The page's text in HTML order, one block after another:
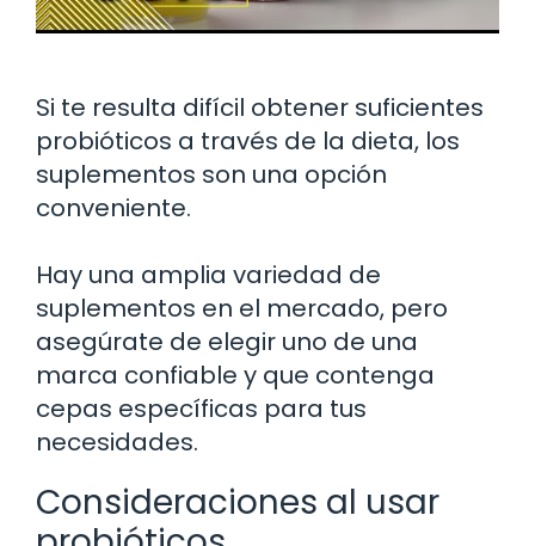
Si te resulta difícil obtener suficientes
probióticos a través de la dieta, los
suplementos son una opción
conveniente.
Hay una amplia variedad de
suplementos en el mercado, pero
asegúrate de elegir uno de una
marca confiable y que contenga
cepas específicas para tus
necesidades.
Consideraciones al usar